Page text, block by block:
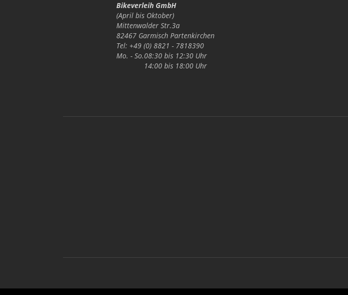
Bikeverleih GmbH
(April bis Oktober)
Mittenwalder Str.3a
82467 Garmisch Partenkirchen
Tel: +49 (0) 8821 - 7818390
Mo. - So.08:30 bis 12:30 Uhr
14:00 bis 18:00 Uhr